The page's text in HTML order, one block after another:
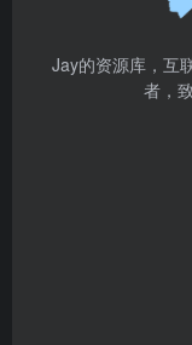
Jay的资源库，互
者，